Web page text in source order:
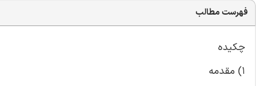
فهرست مطالب
چکیده
1) مقدمه